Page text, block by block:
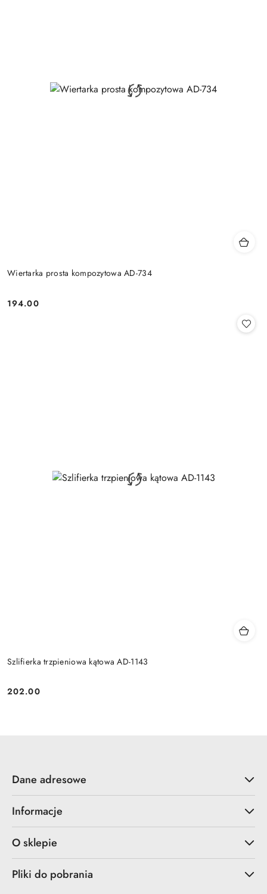
Wiertarka prosta kompozytowa AD-734
Cena:
194.00
Szlifierka trzpieniowa kątowa AD-1143
Cena:
202.00
Dane adresowe
Informacje
O sklepie
Pliki do pobrania